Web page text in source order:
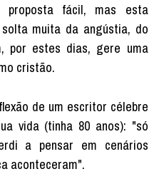
proposta fácil, mas esta
muita da angústia, do
por estes dias, gere uma
cristão.
de um escritor célebre
vida (tinha 80 anos): "só
a pensar em cenários
aconteceram".